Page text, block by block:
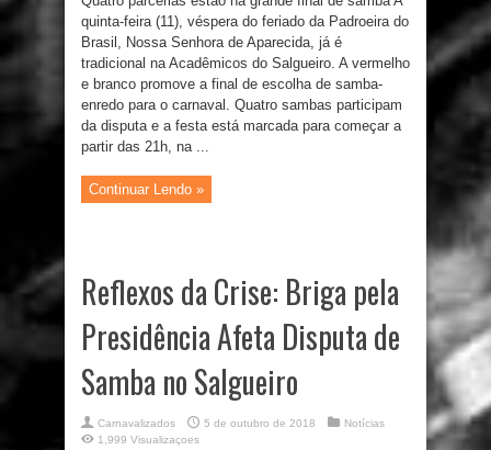
quinta-feira (11), véspera do feriado da Padroeira do
Brasil, Nossa Senhora de Aparecida, já é
tradicional na Acadêmicos do Salgueiro. A vermelho
e branco promove a final de escolha de samba-
enredo para o carnaval. Quatro sambas participam
da disputa e a festa está marcada para começar a
partir das 21h, na ...
Continuar Lendo »
Reflexos da Crise: Briga pela
Presidência Afeta Disputa de
Samba no Salgueiro
Carnavalizados 5 de outubro de 2018
Notícias
1,999 Visualizaçoes